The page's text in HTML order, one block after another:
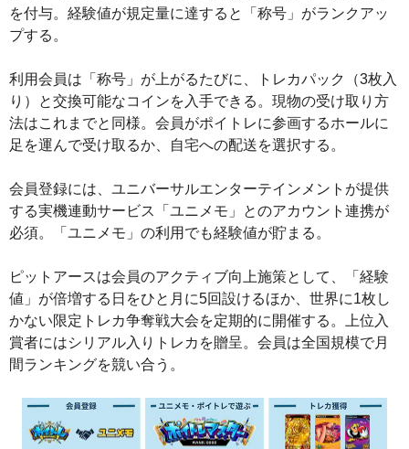
を付与。経験値が規定量に達すると「称号」がランクアッ
プする。
利用会員は「称号」が上がるたびに、トレカパック（3枚入
り）と交換可能なコインを入手できる。現物の受け取り方
法はこれまでと同様。会員がポイトレに参画するホールに
足を運んで受け取るか、自宅への配送を選択する。
会員登録には、ユニバーサルエンターテインメントが提供
する実機連動サービス「ユニメモ」とのアカウント連携が
必須。「ユニメモ」の利用でも経験値が貯まる。
ピットアースは会員のアクティブ向上施策として、「経験
値」が倍増する日をひと月に5回設けるほか、世界に1枚し
かない限定トレカ争奪戦大会を定期的に開催する。上位入
賞者にはシリアル入りトレカを贈呈。会員は全国規模で月
間ランキングを競い合う。